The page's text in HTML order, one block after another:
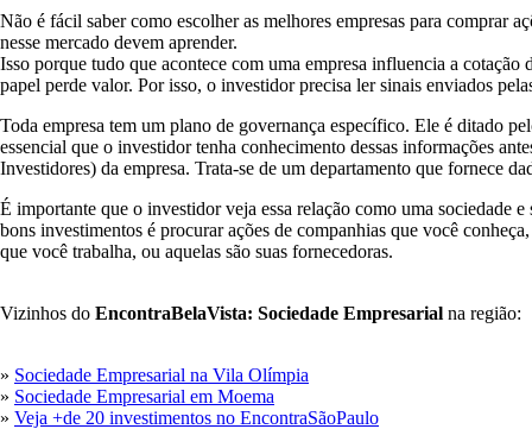
Não é fácil saber como escolher as melhores empresas para comprar
nesse mercado devem aprender.
Isso porque tudo que acontece com uma empresa influencia a
papel perde valor. Por isso, o investidor precisa ler sinais enviados
Toda empresa tem um plano de governança específico. Ele é ditado
essencial que o investidor tenha conhecimento dessas informações
Investidores) da empresa. Trata-se de um departamento que fornece
É importante que o investidor veja essa relação como uma sociedade
bons investimentos é procurar ações de companhias que você
que você trabalha, ou aquelas são suas fornecedoras.
Vizinhos do EncontraBelaVista: Sociedade Empresarial na região:
» Sociedade Empresarial na Vila Olímpia
» Sociedade Empresarial em Moema
» Veja +de 20 investimentos no EncontraSãoPaulo